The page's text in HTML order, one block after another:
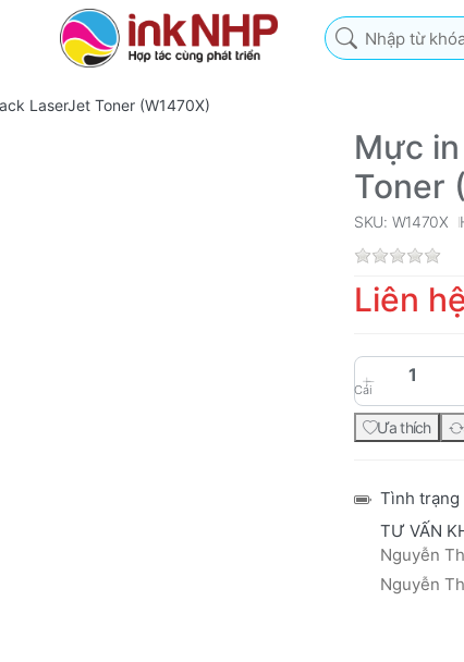
Nhập từ khóa tìm
LaserJet Toner (W1470X)
Mực
Toner
SKU: W1470X
Liên
Cái
Ưa thích
Tình trạng
TƯ VẤN
Nguyễn
Nguyễn